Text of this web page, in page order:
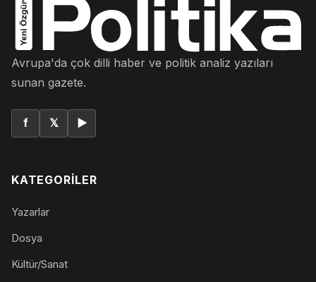
Avrupa'da çok dilli haber ve politik analiz yazıları
sunan gazete.
f 𝕏 ▶
KATEGORILER
Yazarlar
Dosya
Kültür/Sanat